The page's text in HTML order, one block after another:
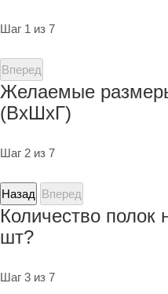
Шаг 1 из 7
Вперед
Желаемые
(ВхШхГ)
Шаг 2 из 7
Назад Вперед
Количество полок
шт?
Шаг 3 из 7